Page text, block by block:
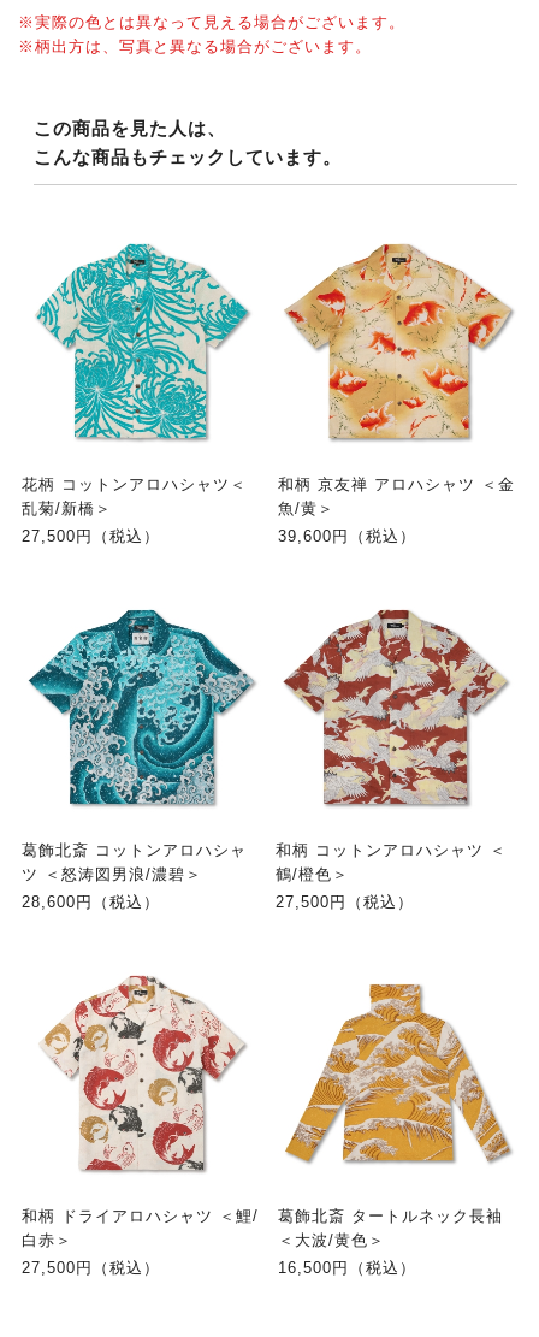
※実際の色とは異なって見える場合がございます。
※柄出方は、写真と異なる場合がございます。
この商品を見た人は、
こんな商品もチェックしています。
花柄 コットンアロハシャツ＜
乱菊/新橋＞
27,500円（税込）
和柄 京友禅 アロハシャツ ＜金
魚/黄＞
39,600円（税込）
葛飾北斎 コットンアロハシャ
ツ ＜怒涛図男浪/濃碧＞
28,600円（税込）
和柄 コットンアロハシャツ ＜
鶴/橙色＞
27,500円（税込）
和柄 ドライアロハシャツ ＜鯉/
白赤＞
27,500円（税込）
葛飾北斎 タートルネック長袖
＜大波/黄色＞
16,500円（税込）